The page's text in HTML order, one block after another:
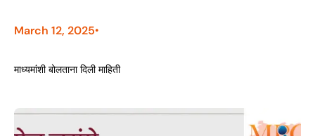
March 12, 2025•
माध्यमांशी बोलताना दिली माहिती